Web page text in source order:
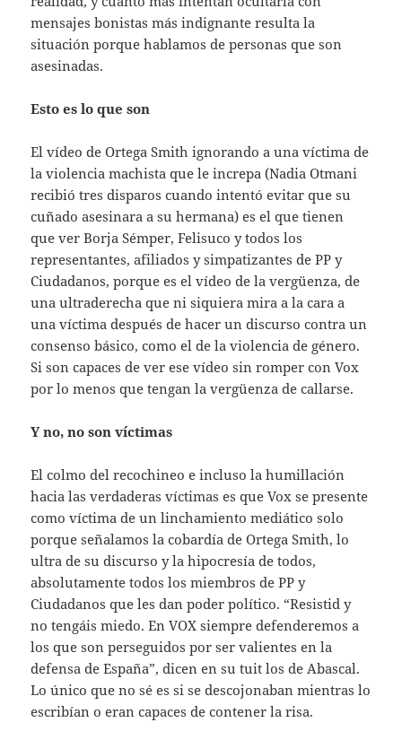
mensajes bonistas más indignante resulta la
situación porque hablamos de personas que son
asesinadas.
Esto es lo que son
El vídeo de Ortega Smith ignorando a una víctima de
la violencia machista que le increpa (Nadia Otmani
recibió tres disparos cuando intentó evitar que su
cuñado asesinara a su hermana) es el que tienen
que ver Borja Sémper, Felisuco y todos los
representantes, afiliados y simpatizantes de PP y
Ciudadanos, porque es el vídeo de la vergüenza, de
una ultraderecha que ni siquiera mira a la cara a
una víctima después de hacer un discurso contra un
consenso básico, como el de la violencia de género.
Si son capaces de ver ese vídeo sin romper con Vox
por lo menos que tengan la vergüenza de callarse.
Y no, no son víctimas
El colmo del recochineo e incluso la humillación
hacia las verdaderas víctimas es que Vox se presente
como víctima de un linchamiento mediático solo
porque señalamos la cobardía de Ortega Smith, lo
ultra de su discurso y la hipocresía de todos,
absolutamente todos los miembros de PP y
Ciudadanos que les dan poder político. “Resistid y
no tengáis miedo. En VOX siempre defenderemos a
los que son perseguidos por ser valientes en la
defensa de España”, dicen en su tuit los de Abascal.
Lo único que no sé es si se descojonaban mientras lo
escribían o eran capaces de contener la risa.